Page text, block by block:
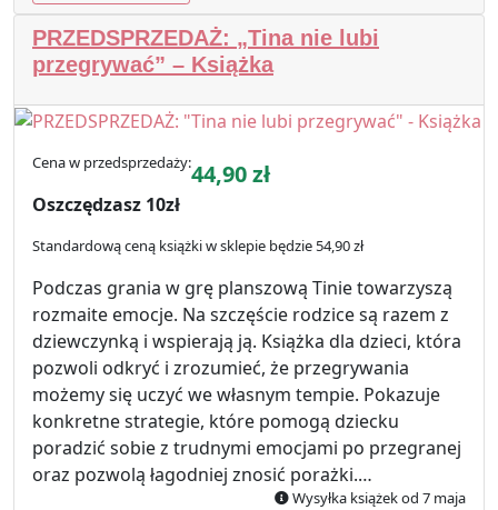
PRZEDSPRZEDAŻ: „Tina nie lubi
przegrywać” – Książka
Cena w przedsprzedaży:44,90zł
Oszczędzasz 10zł
Standardową ceną książki w sklepie będzie 54,90 zł
Podczas grania w grę planszową Tinie towarzyszą
rozmaite emocje. Na szczęście rodzice są razem z
dziewczynką i wspierają ją. Książka dla dzieci, która
pozwoli odkryć i zrozumieć, że przegrywania
możemy się uczyć we własnym tempie. Pokazuje
konkretne strategie, które pomogą dziecku
poradzić sobie z trudnymi emocjami po przegranej
oraz pozwolą łagodniej znosić porażki.…
Wysyłka książek od 7 maja